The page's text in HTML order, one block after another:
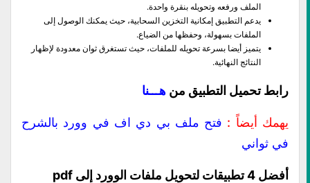
الملف ورفعه وتحويله بنقرة واحدة.
يدعم التطبيق إمكانية التخزين السحابية، حيث يمكنك الوصول إلى
الملفات بسهولة، وحفظها من الضياع.
يتميز أيضا بسرعة تحويله للملفات، حيث تستغرق ثوان معدودة لإظهار
النتائج النهائية.
رابط تحميل التطبيق من هـــنا
يهمك أيضاً : فتح ملف بي دي اف في وورد بالشرح
في ثواني
أفضل 4 تطبيقات لتحويل ملفات الوورد إلى pdf